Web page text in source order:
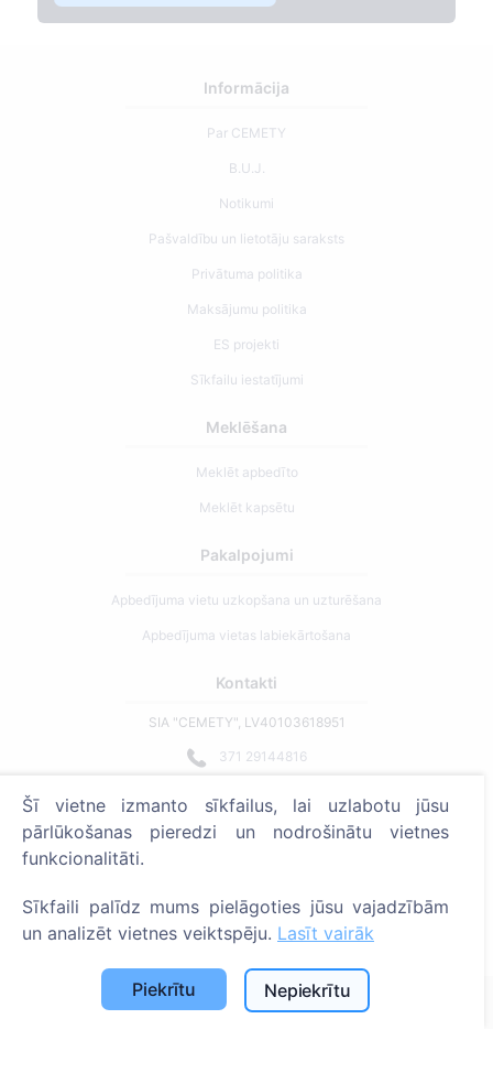
Informācija
Par CEMETY
B.U.J.
Notikumi
Pašvaldību un lietotāju saraksts
Privātuma politika
Maksājumu politika
ES projekti
Sīkfailu iestatījumi
Meklēšana
Meklēt apbedīto
Meklēt kapsētu
Pakalpojumi
Apbedījuma vietu uzkopšana un uzturēšana
Apbedījuma vietas labiekārtošana
Kontakti
SIA "CEMETY", LV40103618951
371 29144816
Strādājam visā Latvijā!
Administratoriem
© 2013 - 2026 Cemety Visas tiesības aizsargātas
Privātuma politika un noteikumi.
Šī vietne izmanto sīkfailus, lai uzlabotu jūsu
pārlūkošanas pieredzi un nodrošinātu vietnes
funkcionalitāti.
Sīkfaili palīdz mums pielāgoties jūsu vajadzībām
un analizēt vietnes veiktspēju. Lasīt vairāk
Piekrītu Nepiekrītu